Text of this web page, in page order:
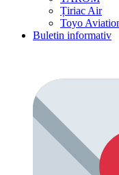
Țiriac Air
Toyo
Buletin informativ